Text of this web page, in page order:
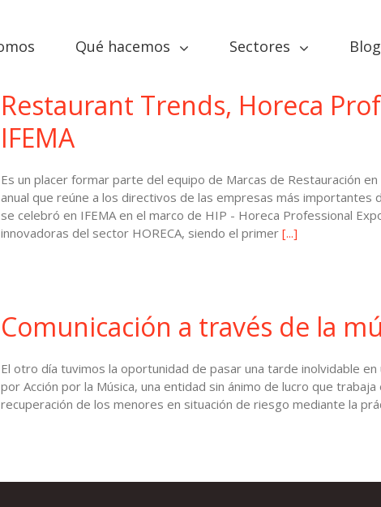
Qué hacemos Sectores Blog
Restaurant Trends, Horeca
IFEMA
Es un placer formar parte del equipo de Marcas de Restauración
anual que reúne a los directivos de las empresas más importantes
se celebró en IFEMA en el marco de HIP - Horeca Professional
innovadoras del sector HORECA, siendo el primer [...]
Comunicación a través de la
El otro día tuvimos la oportunidad de pasar una tarde inolvidable
por Acción por la Música, una entidad sin ánimo de lucro que
recuperación de los menores en situación de riesgo mediante la